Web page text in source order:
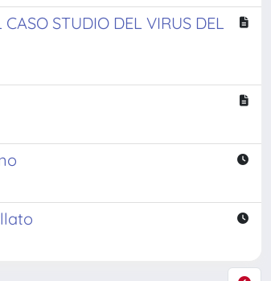
STUDIO DEL VIRUS DEL